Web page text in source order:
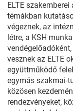
ELTE
témákban
végeznek, az
létre, a KSH
vesznek az ELTE
együttműködő
egymás szakmai-
közösen
rendezvényeket,